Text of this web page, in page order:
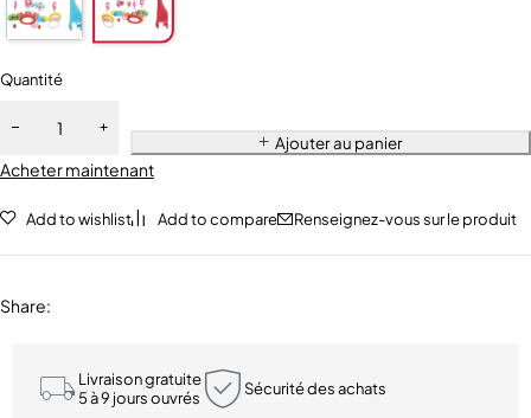
Quantité
Ajouter au panier
Acheter maintenant
Add to wishlist Add to compare Renseignez-vous sur le produit
Share:
Livraison gratuite
5 à 9 jours ouvrés
Sécurité des achats